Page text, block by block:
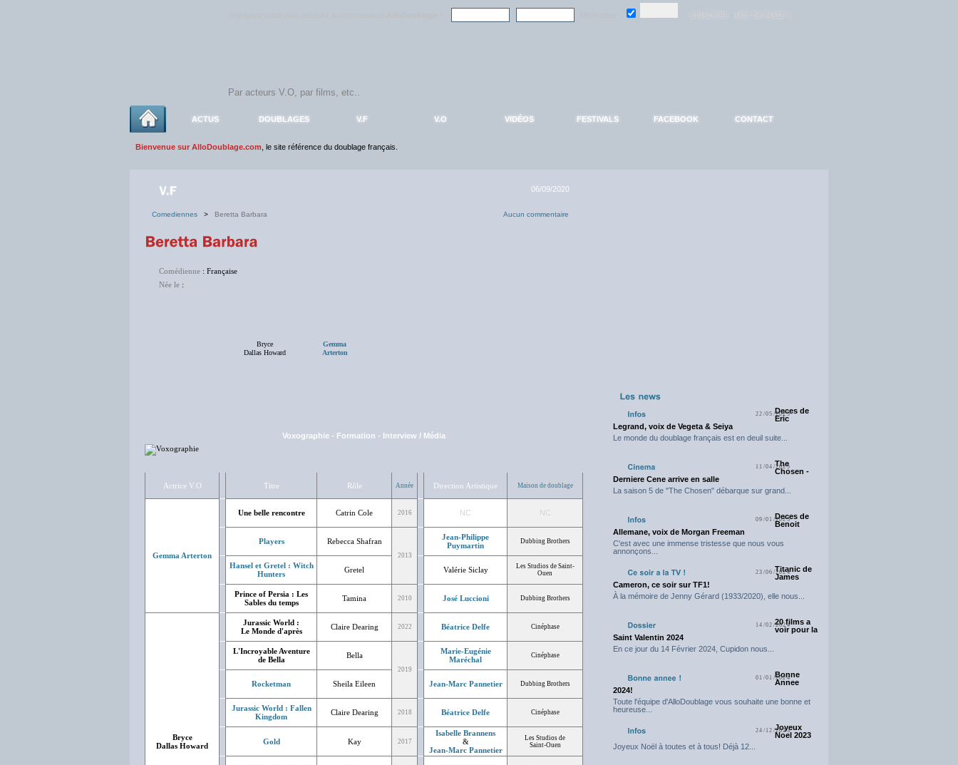
ACTUS DOUBLAGES V.F V.O VIDÉOS FESTIVALS FACEBOOK CONTACT
Bienvenue sur AlloDoublage.com , le site référence du doublage français.
06/09/2020
Comediennes > Beretta Barbara Aucun commentaire
Comédienne : Française
Née le :
Bryce
Dallas Howard
Gemma
Arterton
Voxographie - Formation - Interview / Média
Actrice V.O Titre Rôle Année Direction Artistique Maison de doublage
Gemma Arterton
Une belle rencontre Catrin Cole 2016 NC NC
Players Rebecca Shafran
2013
Jean-Philippe
Puymartin
Dubbing Brothers
Hansel et Gretel : Witch
Hunters
Gretel Valérie Siclay
Les Studios de Saint-
Ouen
Prince of Persia : Les
Sables du temps
Tamina 2010 José Luccioni Dubbing Brothers
Bryce
Dallas Howard
Jurassic World :
Le Monde d'après
Claire Dearing 2022 Béatrice Delfe Cinéphase
L'Incroyable Aventure
de Bella
Bella
2019
Marie-Eugénie
Maréchal
Cinéphase
Rocketman Sheila Eileen Jean-Marc Pannetier Dubbing Brothers
Jurassic World : Fallen
Kingdom
Claire Dearing 2018 Béatrice Delfe Cinéphase
Gold Kay 2017
Isabelle Brannens
&
Jean-Marc Pannetier
Les Studios de
Saint-Ouen
22/05/2025Deces de
Eric
Legrand, voix de Vegeta & Seiya
Le monde du doublage français est en deuil suite...
11/04/2025
The
Chosen -
Derniere Cene arrive en salle
La saison 5 de "The Chosen" débarque sur grand...
09/01/2025Deces de
Benoit
Allemane, voix de Morgan Freeman
C'est avec une immense tristesse que nous vous
annonçons...
23/06/2024Titanic de
James
Cameron, ce soir sur TF1!
À la mémoire de Jenny Gérard (1933/2020), elle nous...
14/02/202420 films a
voir pour la
Saint Valentin 2024
En ce jour du 14 Février 2024, Cupidon nous...
01/01/2024
Bonne
Annee
2024!
Toute l'équipe d'AlloDoublage vous souhaite une bonne et
heureuse...
24/12/2023
Joyeux
Noel 2023
Joyeux Noël à toutes et à tous! Déjà 12...